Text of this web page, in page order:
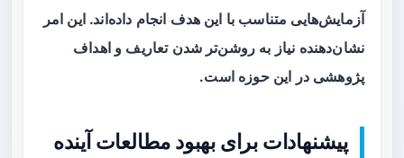
آزمایش‌هایی متناسب با این هدف انجام داده‌اند. این امر
نشان‌دهنده نیاز به روشن‌تر شدن تعاریف و اهداف
پژوهشی در این حوزه است.
پیشنهادات برای بهبود مطالعات آینده